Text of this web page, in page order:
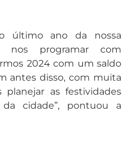
o último ano da nossa
nos programar com
2024 com um saldo
antes disso, com muita
planejar as festividades
da cidade”, pontuou a